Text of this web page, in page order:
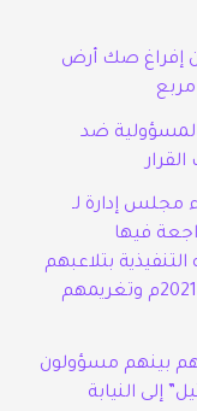
إفراغ صك أرض
المسؤولية ضد
مجلس إدارة لـ
فيها
بتلاعبهم
بالقوائم المالية خلال الفترة من 2018م – 2021م وتغريمهم
إحالة 17 مشتبهاً بهم بينهم مسؤولون
إلى النيابة